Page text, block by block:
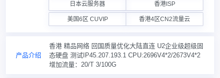
日本云服务器 香港ISP
美国6区 CUVIP 香港4区CN2流量云
产品介绍
香港 精品网络 回国质量优化大陆直连 U2企业级超级固
态硬盘 测试IP45.207.193.1 CPU:2696V4*2/2673V4*2
增加流量：20/T 3/100G